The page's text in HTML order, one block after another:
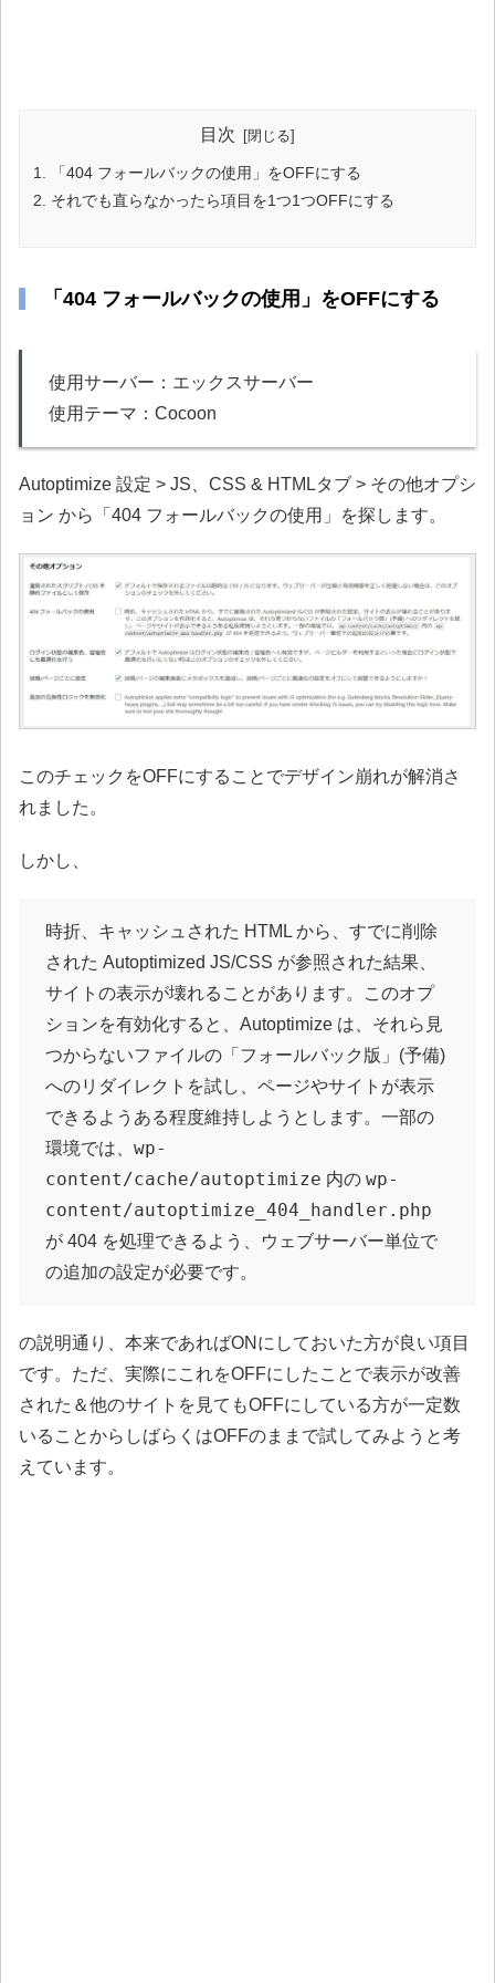
目次
「404 フォールバックの使用」をOFFにする
それでも直らなかったら項目を1つ1つOFFにする
「404 フォールバックの使用」をOFFにする
使用サーバー：エックスサーバー
使用テーマ：Cocoon
Autoptimize 設定 > JS、CSS & HTMLタブ > その他オプシ
ョン から「404 フォールバックの使用」を探します。
このチェックをOFFにすることでデザイン崩れが解消さ
れました。
しかし、
時折、キャッシュされた HTML から、すでに削除
された Autoptimized JS/CSS が参照された結果、
サイトの表示が壊れることがあります。このオプ
ションを有効化すると、Autoptimize は、それら見
つからないファイルの「フォールバック版」(予備)
へのリダイレクトを試し、ページやサイトが表示
できるようある程度維持しようとします。一部の
環境では、 wp-
content/cache/autoptimize 内の wp-
content/autoptimize_404_handler.php
が 404 を処理できるよう、ウェブサーバー単位で
の追加の設定が必要です。
の説明通り、本来であればONにしておいた方が良い項目
です。ただ、実際にこれをOFFにしたことで表示が改善
された＆他のサイトを見てもOFFにしている方が一定数
いることからしばらくはOFFのままで試してみようと考
えています。